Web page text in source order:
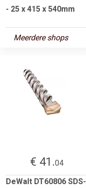
- 25 x 415 x 540mm
Meerdere shops
€ 41.04
DeWalt DT60806 SDS-